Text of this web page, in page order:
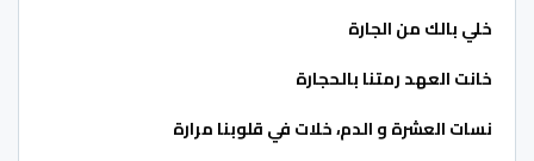
خلي بالك من الجارة
خانت العهد رمتنا بالحجارة
نسات العشرة و الدم، خلات في قلوبنا مرارة